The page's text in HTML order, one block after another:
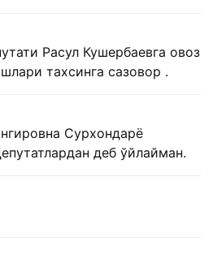
Расул Кушербаевга овоз
тахсинга сазовор .
Сурхондарё
деб ўйлайман.